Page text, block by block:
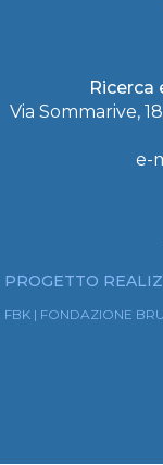
Ricerca
Via Sommarive,
e-
PROGETTO
FBK | FONDAZIONE